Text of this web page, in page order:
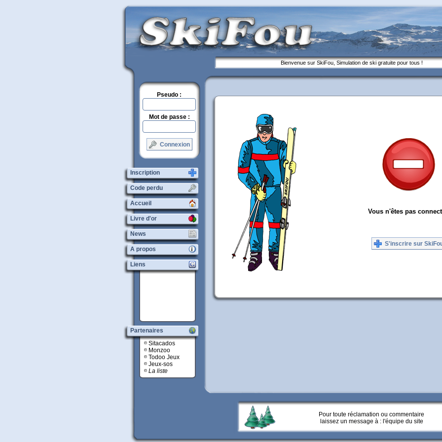
Bienvenue sur SkiFou, Simulation de ski gratuite pour tous !
Vous n'êtes pas
S'inscrire sur
Pseudo :
Mot de passe :
Connexion
Inscription
Code perdu
Accueil
Livre d'or
News
A propos
Liens
Partenaires
Sitacados
Monzoo
Todoo Jeux
Jeux-sos
La liste
Pour toute réclamation ou commentaire
laissez un message à : l'équipe du site